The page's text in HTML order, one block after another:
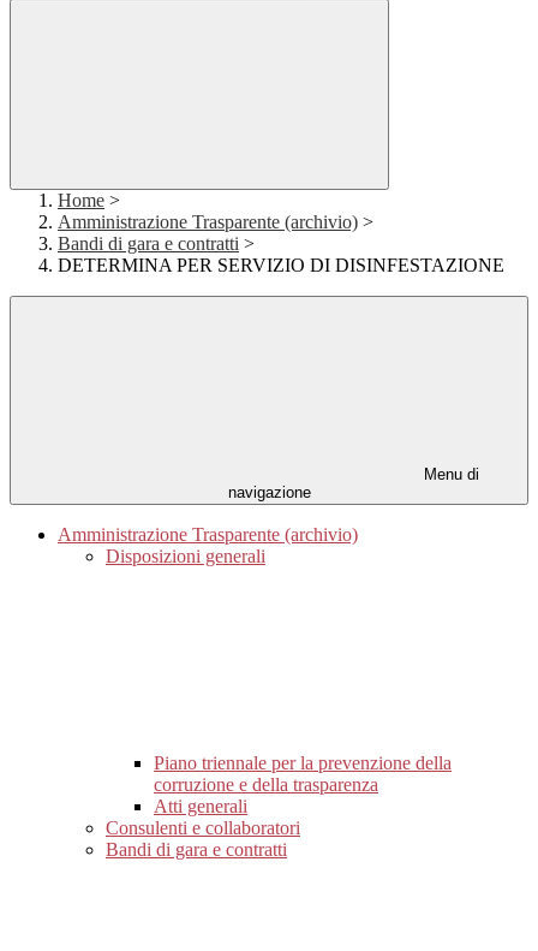
Home >
Amministrazione Trasparente (archivio) >
Bandi di gara e contratti >
DETERMINA PER SERVIZIO DI DISINFESTAZIONE
Menu di
navigazione
Amministrazione Trasparente (archivio)
Disposizioni generali
Piano triennale per la prevenzione della
corruzione e della trasparenza
Atti generali
Consulenti e collaboratori
Bandi di gara e contratti